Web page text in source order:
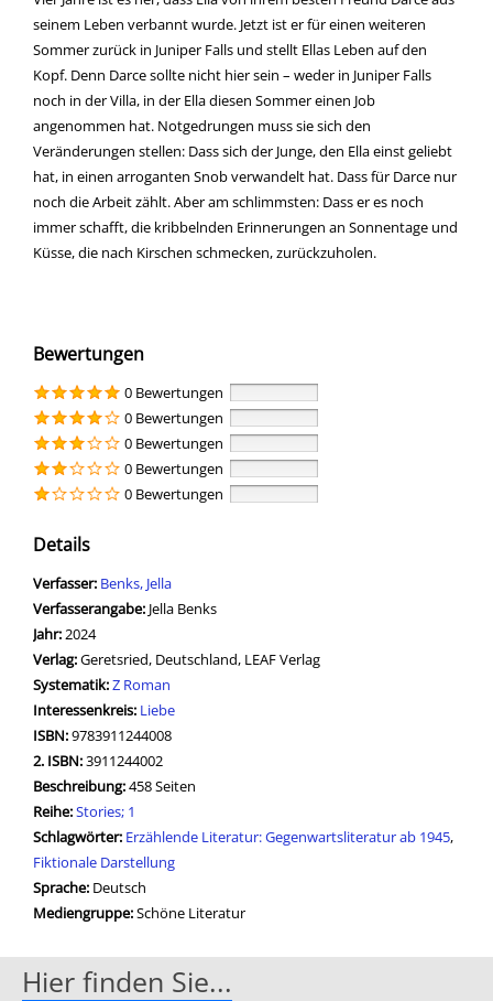
seinem Leben verbannt wurde. Jetzt ist er für einen weiteren
Sommer zurück in Juniper Falls und stellt Ellas Leben auf den
Kopf. Denn Darce sollte nicht hier sein – weder in Juniper Falls
noch in der Villa, in der Ella diesen Sommer einen Job
angenommen hat. Notgedrungen muss sie sich den
Veränderungen stellen: Dass sich der Junge, den Ella einst geliebt
hat, in einen arroganten Snob verwandelt hat. Dass für Darce nur
noch die Arbeit zählt. Aber am schlimmsten: Dass er es noch
immer schafft, die kribbelnden Erinnerungen an Sonnentage und
Küsse, die nach Kirschen schmecken, zurückzuholen.
Bewertungen
0 Bewertungen
0 Bewertungen
0 Bewertungen
0 Bewertungen
0 Bewertungen
Details
Verfasser: Suche nach diesem Verfasser
Benks, Jella
Verfasserangabe: Jella Benks
Jahr: 2024
Verlag:Geretsried, Deutschland, LEAF Verlag
opens in new tab
Diesen Link in neuem Tab öffnen
Systematik:Suche nach dieser Systematik
Z Roman
Interessenkreis: Suche nach diesem Interessenskreis
Liebe
ISBN:9783911244008
2. ISBN:3911244002
Beschreibung:458 Seiten
Reihe:Stories; 1
Schlagwörter: Erzählende Literatur: Gegenwartsliteratur ab 1945,
Fiktionale Darstellung
Suche nach dieser Beteiligten Person
Sprache: Deutsch
Mediengruppe:Schöne Literatur
Hier finden Sie...